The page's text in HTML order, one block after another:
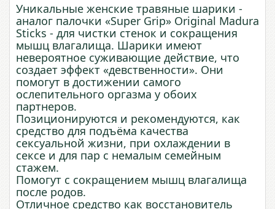
Уникальные женские травяные шарики -
аналог палочки «Super Grip» Original Madura
Sticks - для чистки стенок и сокращения
мышц влагалища. Шарики имеют
невероятное суживающие действие, что
создает эффект «девственности». Они
помогут в достижении самого
ослепительного оргазма у обоих
партнеров.
Позиционируются и рекомендуются, как
средство для подъёма качества
сексуальной жизни, при охлаждении в
сексе и для пар с немалым семейным
стажем.
Помогут с сокращением мышц влагалища
после родов.
Отличное средство как восстановитель